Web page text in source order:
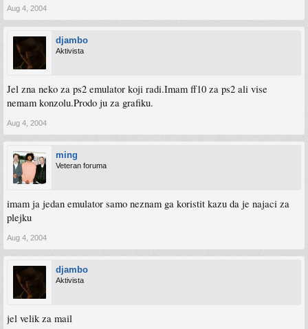
Aug 4, 2004
djambo
Aktivista
Jel zna neko za ps2 emulator koji radi.Imam ff10 za ps2 ali vise
nemam konzolu.Prodo ju za grafiku.
Aug 4, 2004
ming
Veteran foruma
imam ja jedan emulator samo neznam ga koristit kazu da je najaci za
plejku
Aug 4, 2004
djambo
Aktivista
jel velik za mail